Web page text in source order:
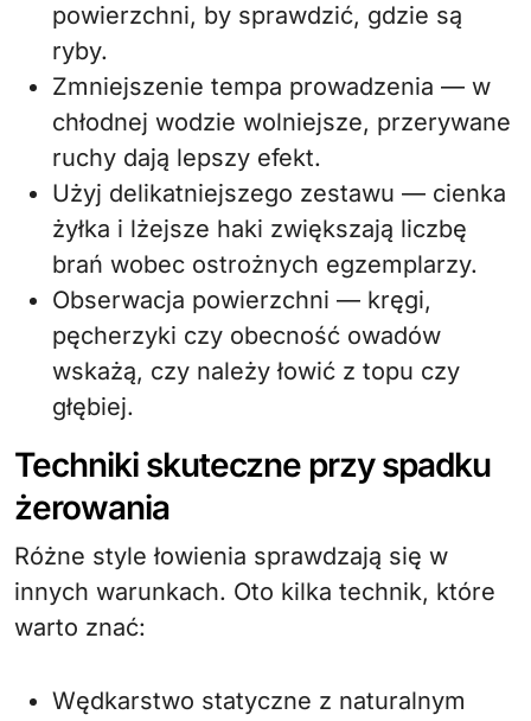
powierzchni, by sprawdzić, gdzie są
ryby.
Zmniejszenie tempa prowadzenia — w
chłodnej wodzie wolniejsze, przerywane
ruchy dają lepszy efekt.
Użyj delikatniejszego zestawu — cienka
żyłka i lżejsze haki zwiększają liczbę
brań wobec ostrożnych egzemplarzy.
Obserwacja powierzchni — kręgi,
pęcherzyki czy obecność owadów
wskażą, czy należy łowić z topu czy
głębiej.
Techniki skuteczne przy spadku
żerowania
Różne style łowienia sprawdzają się w
innych warunkach. Oto kilka technik, które
warto znać:
Wędkarstwo statyczne z naturalnym